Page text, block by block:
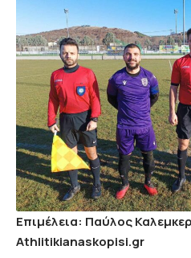
Επιμέλεια: Παύλος
Athlitikianaskopisi.gr